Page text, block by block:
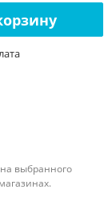
выбранного